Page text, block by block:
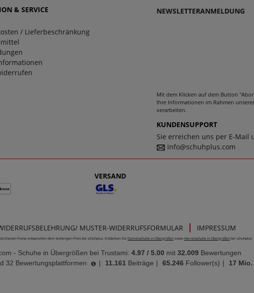
& SERVICE
/ Lieferbeschränkung
NEWSLETTERANMELDUNG
Mit dem Klicken auf dem Button
Ihre Informationen im Rahmen
verarbeiten.
KUNDENSUPPORT
Sie erreichen uns per E-Mail
info@schuhplus.com
VERSAND
MUSTER-WIDERRUFSFORMULAR IMPRESSUM
Preise entsprechen dem bisherigen Preis bei schuhplus. Entdecken Sie Damenschuhe in Übergrößen sowie Herrenschuhe in Übergrößen bei schuhplus.
- Schuhe in Übergrößen bei Trustami: 4.97 / 5.00 mit 32.009 Bewertungen
32 Bewertungsplattformen | 11.161 Beiträge | 65.246 Follower(s) | 17 Mio.